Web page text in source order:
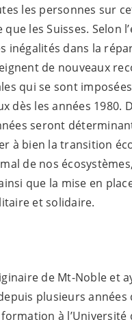
les personnes sur
les Suisses. Selon
inégalités dans la
de nouveaux
qui se sont
dès les années 1980.
seront
à bien la transition
de nos
que la mise en
et solidaire.
de Mt-Noble et
plusieurs années
à l’Université